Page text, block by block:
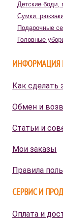
Детские боди,
Сумки,
Подарочные
Головные
Как сделать
Обмен и
Статьи и
Мои заказы
Правила
СЕРВИС И
Оплата и